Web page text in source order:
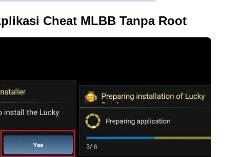
Cheat MLBB Tanpa Root